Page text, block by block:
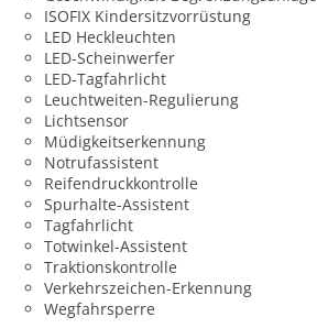
ISOFIX Kindersitzvorrüstung
LED Heckleuchten
LED-Scheinwerfer
LED-Tagfahrlicht
Leuchtweiten-Regulierung
Lichtsensor
Müdigkeitserkennung
Notrufassistent
Reifendruckkontrolle
Spurhalte-Assistent
Tagfahrlicht
Totwinkel-Assistent
Traktionskontrolle
Verkehrszeichen-Erkennung
Wegfahrsperre